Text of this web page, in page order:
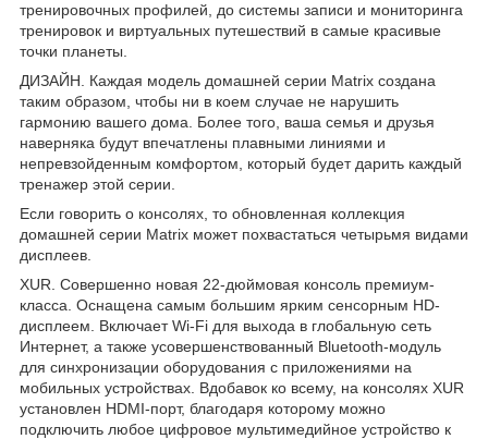
тренировочных профилей, до системы записи и мониторинга
тренировок и виртуальных путешествий в самые красивые
точки планеты.
ДИЗАЙН. Каждая модель домашней серии Matrix создана
таким образом, чтобы ни в коем случае не нарушить
гармонию вашего дома. Более того, ваша семья и друзья
наверняка будут впечатлены плавными линиями и
непревзойденным комфортом, который будет дарить каждый
тренажер этой серии.
Если говорить о консолях, то обновленная коллекция
домашней серии Matrix может похвастаться четырьмя видами
дисплеев.
XUR. Совершенно новая 22-дюймовая консоль премиум-
класса. Оснащена самым большим ярким сенсорным HD-
дисплеем. Включает Wi-Fi для выхода в глобальную сеть
Интернет, а также усовершенствованный Bluetooth-модуль
для синхронизации оборудования с приложениями на
мобильных устройствах. Вдобавок ко всему, на консолях XUR
установлен HDMI-порт, благодаря которому можно
подключить любое цифровое мультимедийное устройство к